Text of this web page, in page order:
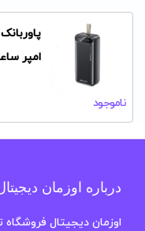
امپر
ناموجود
درباره اوزمان
اوزمان دیجیتال فروشگاه